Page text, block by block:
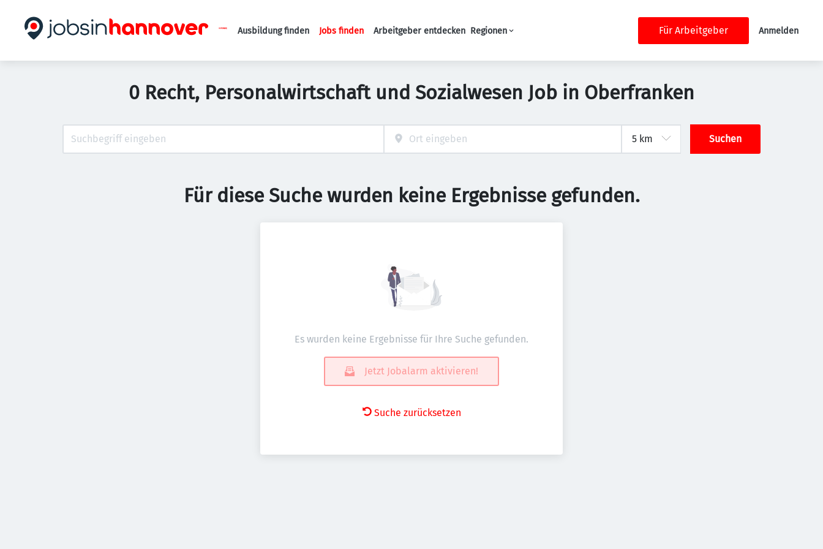
Haupt-Navigation
Ausbildung finden Jobs finden Arbeitgeber entdecken Regionen Für Arbeitgeber Anmelden
0 Recht, Personalwirtschaft und Sozialwesen Job in Oberfranken
Suchen
Für diese Suche wurden keine Ergebnisse gefunden.
Es wurden keine Ergebnisse für Ihre Suche gefunden.
Jetzt Jobalarm aktivieren!
Suche zurücksetzen